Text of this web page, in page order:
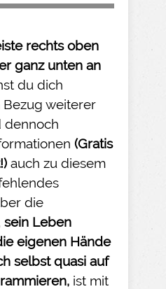
rechts oben
ganz unten an
du dich
weiterer
dennoch
(Gratis
auch zu diesem
die
sein Leben
eigenen Hände
selbst quasi auf
ist mit